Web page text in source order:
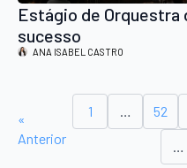
Estágio de Orquestra
sucesso
ANA ISABEL CASTRO
«
Anterior
1 … 52
…